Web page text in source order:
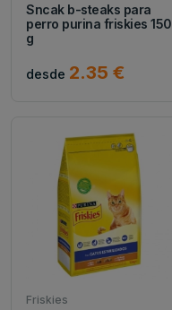
Sncak b-steaks para
perro purina friskies 150
g
desde 2.35 €
Friskies